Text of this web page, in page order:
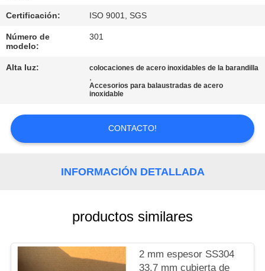
EN
CONTACTO
NOTICIAS
DEL
Certificación: ISO 9001, SGS
Número de
modelo:
301
Alta luz: colocaciones de acero inoxidables de la barandilla
,
Accesorios para balaustradas de acero
inoxidable
CONTACTO!
INFORMACIÓN DETALLADA
productos similares
2 mm espesor SS304
33.7 mm cubierta de